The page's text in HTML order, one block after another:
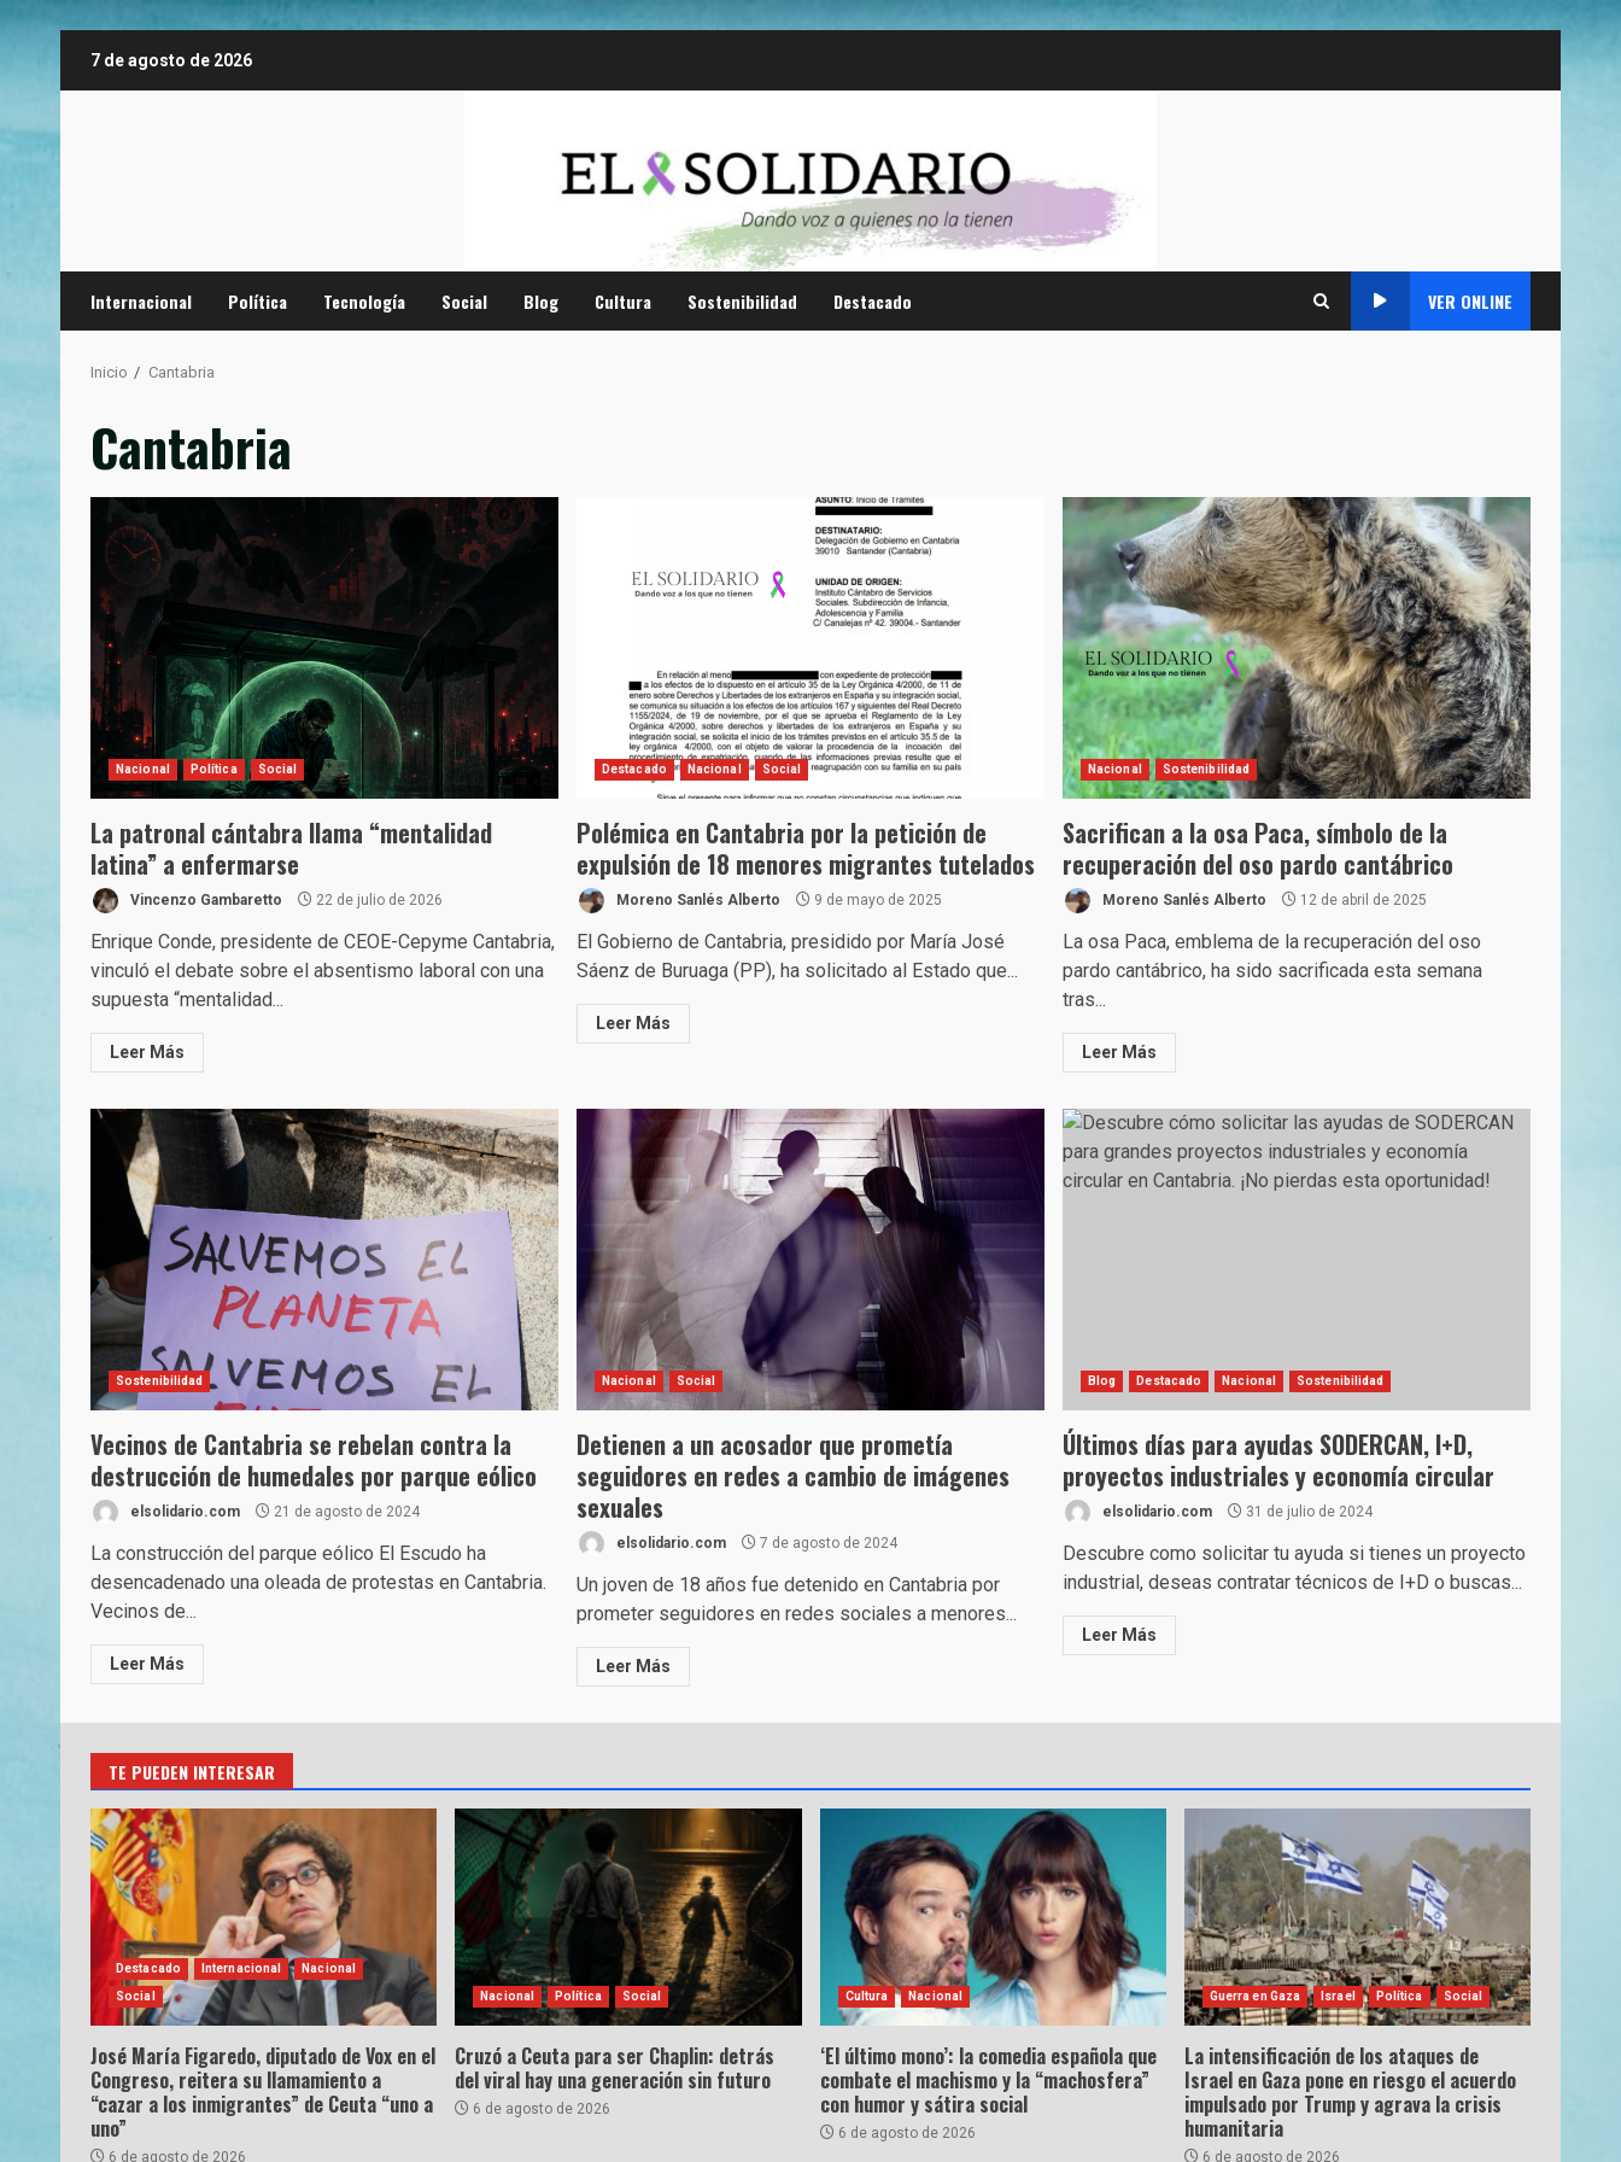
7 de agosto de 2026
Internacional Política Tecnología Social Blog Cultura Sostenibilidad Destacado VER ONLINE
Inicio Cantabria
Cantabria
Nacional Política Social
La patronal cántabra llama “mentalidad
latina” a enfermarse
Vincenzo Gambaretto 22 de julio de 2026
Enrique Conde, presidente de CEOE-Cepyme Cantabria,
vinculó el debate sobre el absentismo laboral con una
supuesta “mentalidad...
Leer Más
Destacado Nacional Social
Polémica en Cantabria por la petición de
expulsión de 18 menores migrantes tutelados
Moreno Sanlés Alberto 9 de mayo de 2025
El Gobierno de Cantabria, presidido por María José
Sáenz de Buruaga (PP), ha solicitado al Estado que...
Leer Más
Nacional Sostenibilidad
Sacrifican a la osa Paca, símbolo de la
recuperación del oso pardo cantábrico
Moreno Sanlés Alberto 12 de abril de 2025
La osa Paca, emblema de la recuperación del oso
pardo cantábrico, ha sido sacrificada esta semana
tras...
Leer Más
Sostenibilidad
Vecinos de Cantabria se rebelan contra la
destrucción de humedales por parque eólico
elsolidario.com 21 de agosto de 2024
La construcción del parque eólico El Escudo ha
desencadenado una oleada de protestas en Cantabria.
Vecinos de...
Leer Más
Nacional Social
Detienen a un acosador que prometía
seguidores en redes a cambio de imágenes
sexuales
elsolidario.com 7 de agosto de 2024
Un joven de 18 años fue detenido en Cantabria por
prometer seguidores en redes sociales a menores...
Leer Más
Blog Destacado Nacional Sostenibilidad
Últimos días para ayudas SODERCAN, I+D,
proyectos industriales y economía circular
elsolidario.com 31 de julio de 2024
Descubre como solicitar tu ayuda si tienes un proyecto
industrial, deseas contratar técnicos de I+D o buscas...
Leer Más
TE PUEDEN INTERESAR
Destacado Internacional Nacional
Social
José María Figaredo, diputado de Vox en el
Congreso, reitera su llamamiento a
“cazar a los inmigrantes” de Ceuta “uno a
uno”
6 de agosto de 2026
Nacional Política Social
Cruzó a Ceuta para ser Chaplin: detrás
del viral hay una generación sin futuro
6 de agosto de 2026
Cultura Nacional
‘El último mono’: la comedia española que
combate el machismo y la “machosfera”
con humor y sátira social
6 de agosto de 2026
Guerra en Gaza Israel Política Social
La intensificación de los ataques de
Israel en Gaza pone en riesgo el acuerdo
impulsado por Trump y agrava la crisis
humanitaria
6 de agosto de 2026